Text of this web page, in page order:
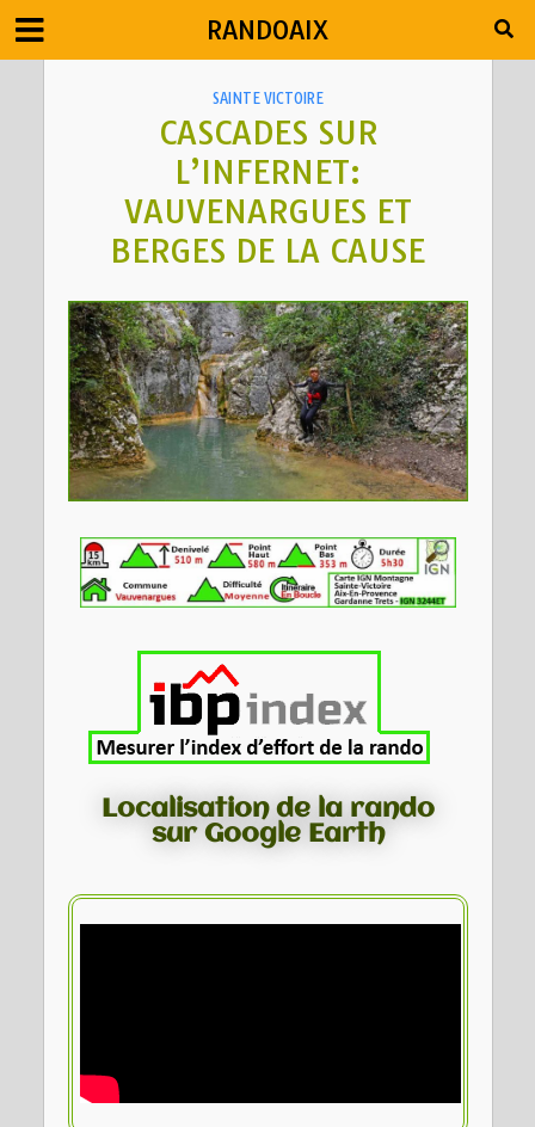
RANDOAIX
SAINTE VICTOIRE
CASCADES SUR
L’INFERNET:
VAUVENARGUES ET
BERGES DE LA CAUSE
Localisation de la rando
sur Google Earth